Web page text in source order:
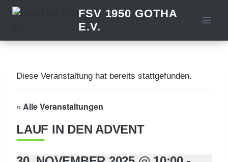
Zum
FSV 1950 GOTHA
E.V.
Diese Veranstaltung hat bereits stattgefunden.
« Alle Veranstaltungen
LAUF IN DEN ADVENT